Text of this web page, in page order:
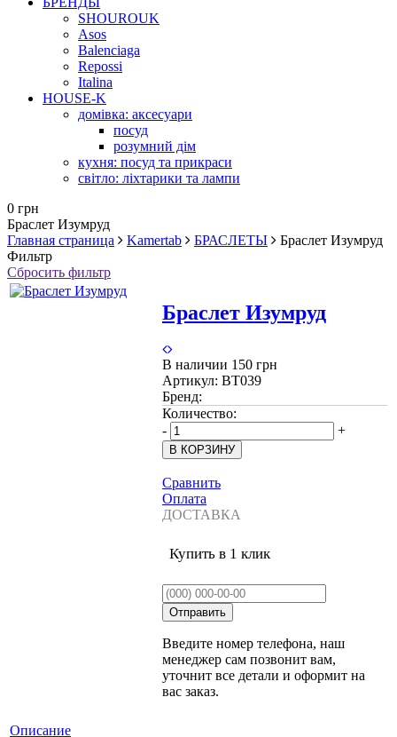
SHOUROUK
Asos
Balenciaga
Repossi
Italina
HOUSE-K
домівка: аксесуари
посуд
розумний дім
кухня: посуд та прикраси
світло: ліхтарики та лампи
0 грн
Браслет Изумруд
Главная страница
Kamertab БРАСЛЕТЫ
Браслет Изумруд
Фильтр
Сбросить фильтр
Браслет Изумруд
В наличии 150 грн
Артикул: BT039
Бренд:
Количество:
-
+
Сравнить
Оплата
ДОСТАВКА
Купить в 1 клик
Введите номер телефона, наш
менеджер сам позвонит вам,
уточнит все детали и оформит на
вас заказ.
Описание